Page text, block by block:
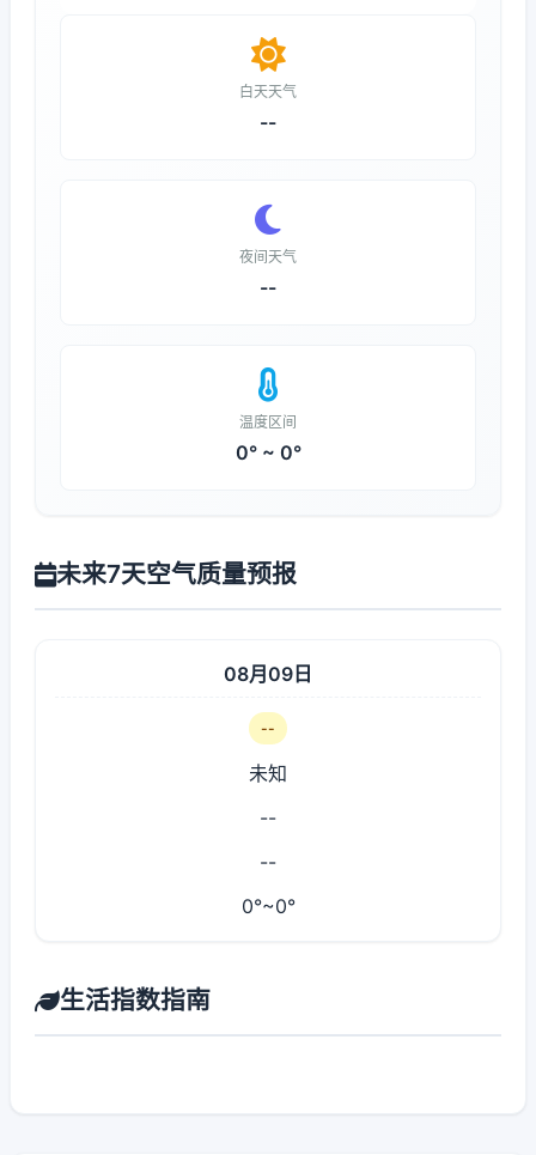
白天天气
--
夜间天气
--
温度区间
0° ~ 0°
未来7天空气质量预报
08月09日
--
未知
--
--
0°~0°
生活指数指南